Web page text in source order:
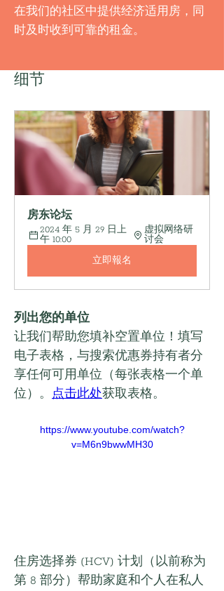
在我们的社区中提供经济适用房，同
时及时收到可靠的租金。
细节
房东论坛
2024 年 5 月 29 日上
午 10:00
虚拟网络研
讨会
立即報名
列出您的单位
让我们帮助您填补空置单位！填写
电子表格，与搜索优惠券持有者分
享任何可用单位（每张表格一个单
位）。 点击此处获取表格。
https://www.youtube.com/watch?
v=M6n9bwwMH30
住房选择券 (HCV) 计划（以前称为
第 8 部分）帮助家庭和个人在私人